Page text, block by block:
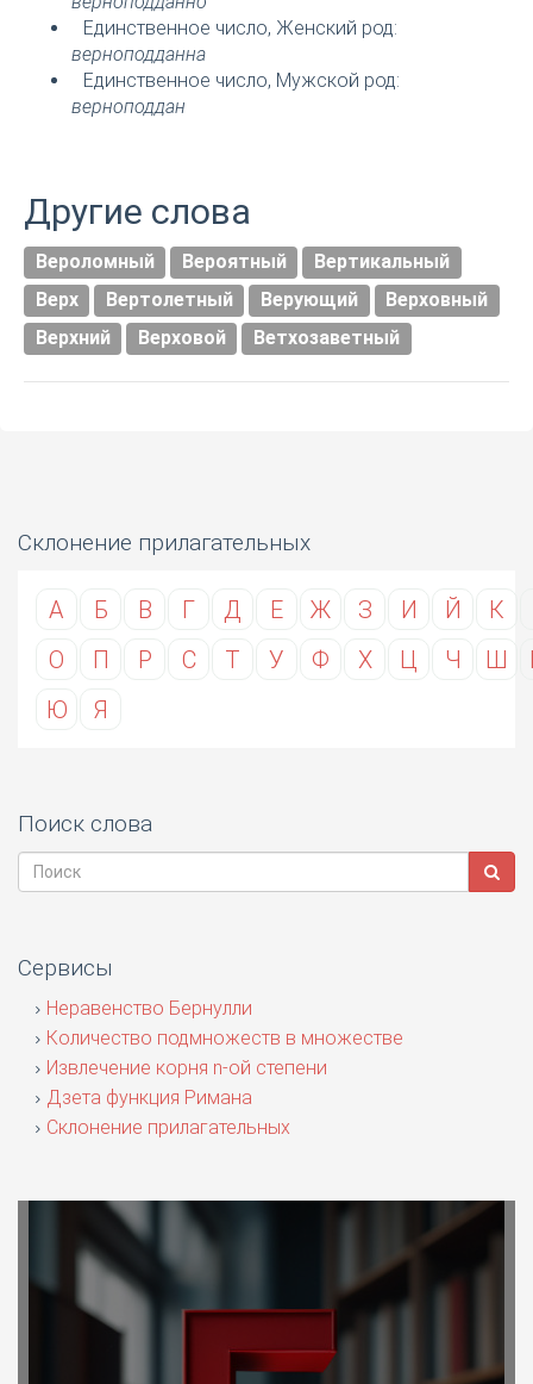
Единственное число, Женский род:
верноподданна
Единственное число, Мужской род:
верноподдан
Другие слова
Вероломный Вероятный
Вертикальный
Верх
Вертолетный Верующий
Верховный
Верхний
Верховой Ветхозаветный
Склонение прилагательных
А Б В Г Д Е Ж З И Й К
О
П Р С Т У Ф Х Ц Ч Ш
Ю
Я
Поиск слова
Сервисы
Неравенство Бернулли
Количество подмножеств в множестве
Извлечение корня n-ой степени
Дзета функция Римана
Склонение прилагательных